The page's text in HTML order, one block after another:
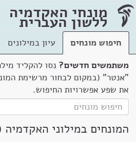
מונחי האקדמיה
ללשון העברית
חיפוש מונחים
עיון במילונים
משתמשים חדשים? נסו להקליד
"אנטר" (במקום לבחור מרשימת
את שפע אפשרויות החיפוש.
המונחים במילוני האקדמיה